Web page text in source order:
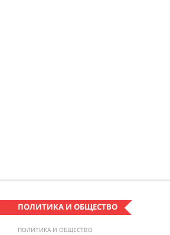
ПОЛИТИКА И ОБЩЕСТВО
ПОЛИТИКА И ОБЩЕСТВО